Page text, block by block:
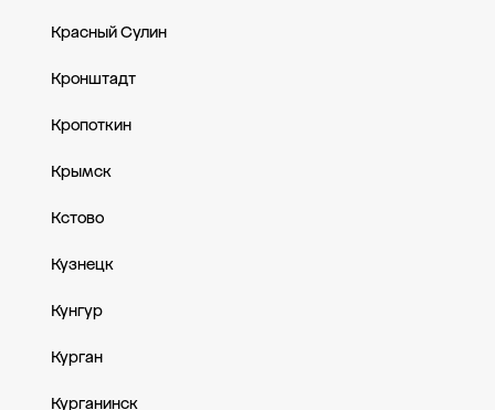
Красный Сулин
Кронштадт
Кропоткин
Крымск
Кстово
Кузнецк
Кунгур
Курган
Курганинск